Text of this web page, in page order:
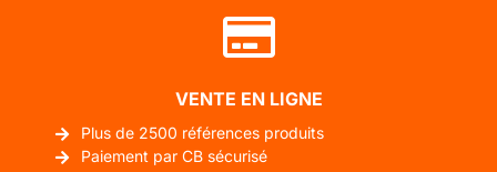
VENTE EN LIGNE
Plus de 2500 références produits
Paiement par CB sécurisé